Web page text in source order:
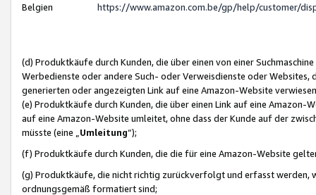
Belgien
https://www.amazon.com.be/gp/help/customer/
(d) Produktkäufe durch Kunden, die über einen von einer
Werbedienste oder andere Such- oder Verweisdienste oder Websites,
generierten oder angezeigten Link auf eine Amazon-Website
(e) Produktkäufe durch Kunden, die über einen Link auf eine
auf eine Amazon-Website umleitet, ohne dass der Kunde auf der
müsste (eine „ Umleitung“);
(f) Produktkäufe durch Kunden, die die für eine Amazon-Website
(g) Produktkäufe, die nicht richtig zurückverfolgt und erfasst werden,
ordnungsgemäß formatiert sind;